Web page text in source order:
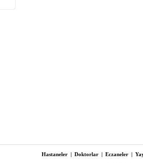
Hastaneler | Doktorlar | Eczaneler |